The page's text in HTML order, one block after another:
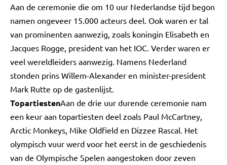
Aan de ceremonie die om 10 uur Nederlandse tijd begon
namen ongeveer 15.000 acteurs deel. Ook waren er tal
van prominenten aanwezig, zoals koningin Elisabeth en
Jacques Rogge, president van het IOC. Verder waren er
veel wereldleiders aanwezig. Namens Nederland
stonden prins Willem-Alexander en minister-president
Mark Rutte op de gastenlijst.
TopartiestenAan de drie uur durende ceremonie nam
een keur aan topartiesten deel zoals Paul McCartney,
Arctic Monkeys, Mike Oldfield en Dizzee Rascal. Het
olympisch vuur werd voor het eerst in de geschiedenis
van de Olympische Spelen aangestoken door zeven